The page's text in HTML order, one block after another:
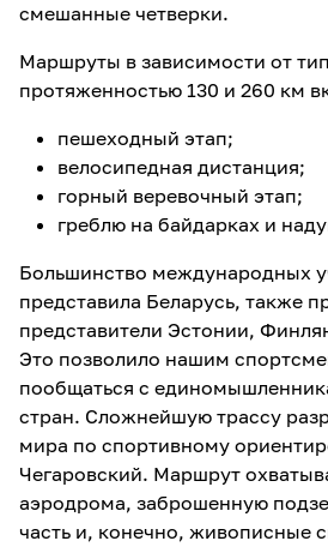
смешанные четверки.
Маршруты в зависимости от
протяженностью 130 и 260 км
пешеходный этап;
велосипедная дистанция;
горный веревочный этап;
греблю на байдарках и
Большинство международных
представила Беларусь, также
представители Эстонии,
Это позволило нашим
пообщаться с
стран. Сложнейшую трассу
мира по спортивному
Чегаровский. Маршрут
аэродрома, заброшенную
часть и, конечно, живописные